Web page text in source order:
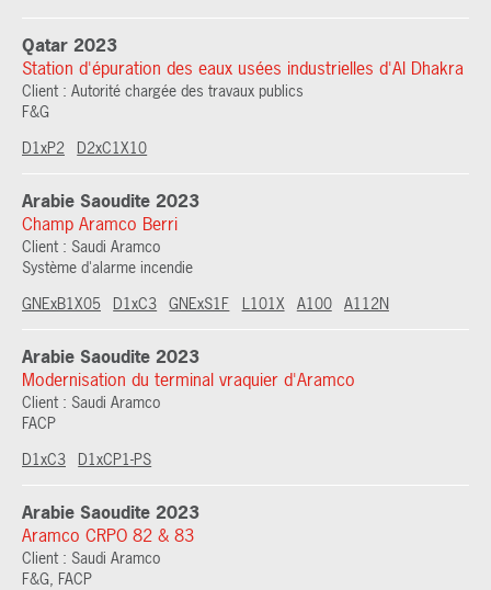
Qatar 2023
Station d'épuration des eaux usées industrielles d'Al Dhakra
Client : Autorité chargée des travaux publics
F&G
D1xP2
D2xC1X10
Arabie Saoudite 2023
Champ Aramco Berri
Client : Saudi Aramco
Système d'alarme incendie
GNExB1X05
D1xC3 GNExS1F L101X A100 A112N
Arabie Saoudite 2023
Modernisation du terminal vraquier d'Aramco
Client : Saudi Aramco
FACP
D1xC3
D1xCP1-PS
Arabie Saoudite 2023
Aramco CRPO 82 & 83
Client : Saudi Aramco
F&G, FACP